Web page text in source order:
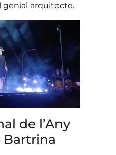
genial arquitecte.
de l’Any
Bartrina